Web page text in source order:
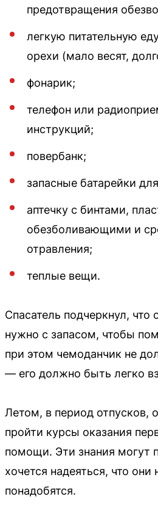
предотвращения
легкую питательную
орехи (мало весят,
фонарик;
телефон или
инструкций;
повербанк;
запасные батарейки
аптечку с бинтами,
обезболивающими и
отравления;
теплые вещи.
Спасатель подчеркнул, что
нужно с запасом, чтобы
при этом чемоданчик не
— его должно быть легко
Летом, в период отпусков,
пройти курсы оказания
помощи. Эти знания могут
хочется надеяться, что они
понадобятся.